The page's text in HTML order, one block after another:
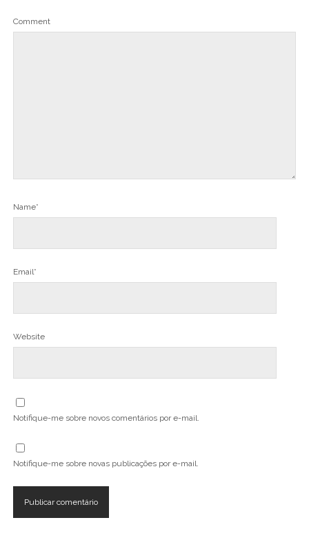
Comment
Name*
Email*
Website
Notifique-me sobre novos comentários por e-mail.
Notifique-me sobre novas publicações por e-mail.